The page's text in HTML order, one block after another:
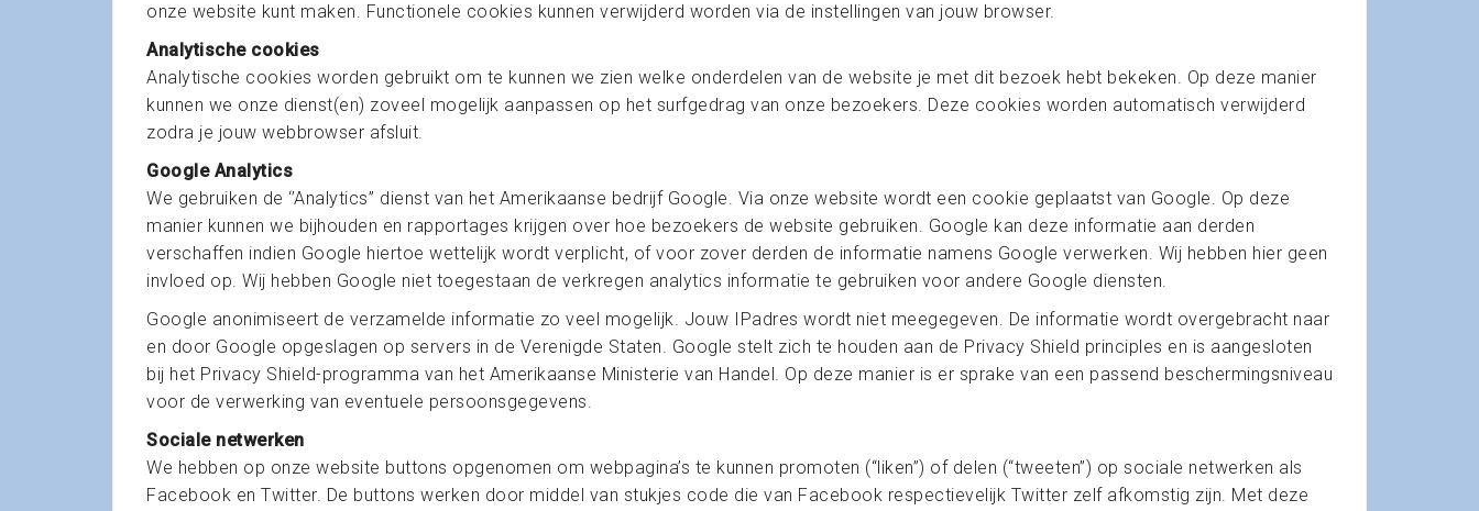
onze website kunt maken. Functionele cookies kunnen verwijderd worden via de instellingen van jouw browser.
Analytische cookies
Analytische cookies worden gebruikt om te kunnen we zien welke onderdelen van de website je met dit bezoek hebt bekeken. Op deze manier
kunnen we onze dienst(en) zoveel mogelijk aanpassen op het surfgedrag van onze bezoekers. Deze cookies worden automatisch verwijderd
zodra je jouw webbrowser afsluit.
Google Analytics
We gebruiken de ‘’Analytics’’ dienst van het Amerikaanse bedrijf Google. Via onze website wordt een cookie geplaatst van Google. Op deze
manier kunnen we bijhouden en rapportages krijgen over hoe bezoekers de website gebruiken. Google kan deze informatie aan derden
verschaffen indien Google hiertoe wettelijk wordt verplicht, of voor zover derden de informatie namens Google verwerken. Wij hebben hier geen
invloed op. Wij hebben Google niet toegestaan de verkregen analytics informatie te gebruiken voor andere Google diensten.
Google anonimiseert de verzamelde informatie zo veel mogelijk. Jouw IPadres wordt niet meegegeven. De informatie wordt overgebracht naar
en door Google opgeslagen op servers in de Verenigde Staten. Google stelt zich te houden aan de Privacy Shield principles en is aangesloten
bij het Privacy Shield-programma van het Amerikaanse Ministerie van Handel. Op deze manier is er sprake van een passend beschermingsniveau
voor de verwerking van eventuele persoonsgegevens.
Sociale netwerken
We hebben op onze website buttons opgenomen om webpagina’s te kunnen promoten (“liken”) of delen (“tweeten”) op sociale netwerken als
Facebook en Twitter. De buttons werken door middel van stukjes code die van Facebook respectievelijk Twitter zelf afkomstig zijn. Met deze